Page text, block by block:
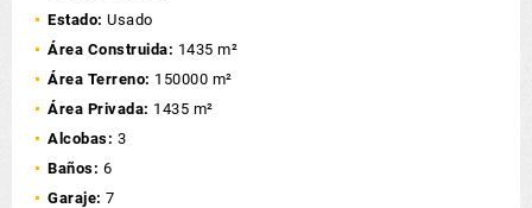
Estado: Usado
Área Construida: 1435 m²
Área Terreno: 150000 m²
Área Privada: 1435 m²
Alcobas: 3
Baños: 6
Garaje: 7